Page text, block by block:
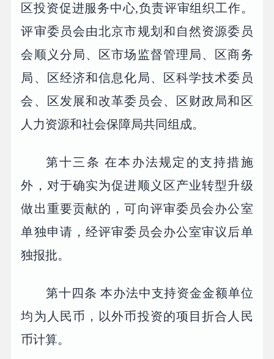
区投资促进服务中心,负责评审组织工作。
评审委员会由北京市规划和自然资源委员
会顺义分局、区市场监督管理局、区商务
局、区经济和信息化局、区科学技术委员
会、区发展和改革委员会、区财政局和区
人力资源和社会保障局共同组成。
第十三条 在本办法规定的支持措施
外，对于确实为促进顺义区产业转型升级
做出重要贡献的，可向评审委员会办公室
单独申请，经评审委员会办公室审议后单
独报批。
第十四条 本办法中支持资金金额单位
均为人民币，以外币投资的项目折合人民
币计算。